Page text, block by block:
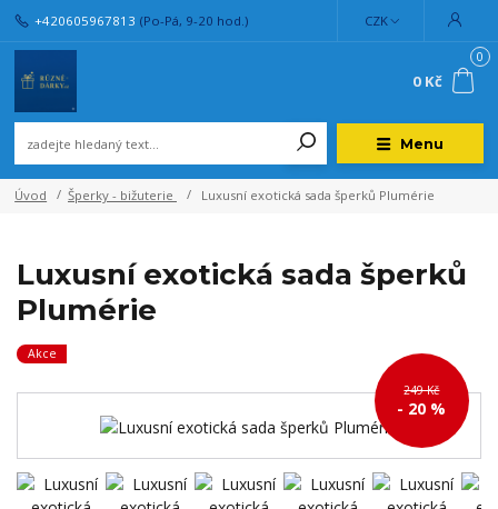
Menu
CZK
+420605967813 (Po-Pá, 9-20 hod.)
0
0 Kč
Úvod Šperky - bižuterie Luxusní exotická sada šperků Plumérie
Luxusní exotická sada šperků
Plumérie
Akce
249 Kč
- 20 %